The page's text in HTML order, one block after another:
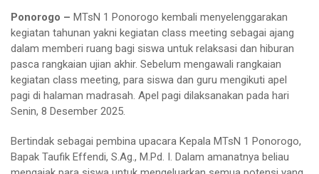
Ponorogo – MTsN 1 Ponorogo kembali menyelenggarakan
kegiatan tahunan yakni kegiatan class meeting sebagai ajang
dalam memberi ruang bagi siswa untuk relaksasi dan hiburan
pasca rangkaian ujian akhir. Sebelum mengawali rangkaian
kegiatan class meeting, para siswa dan guru mengikuti apel
pagi di halaman madrasah. Apel pagi dilaksanakan pada hari
Senin, 8 Desember 2025.
Bertindak sebagai pembina upacara Kepala MTsN 1 Ponorogo,
Bapak Taufik Effendi, S.Ag., M.Pd. I. Dalam amanatnya beliau